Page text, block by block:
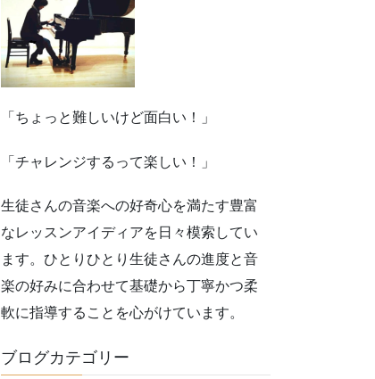
「ちょっと難しいけど面白い！」
「チャレンジするって楽しい！」
生徒さんの音楽への好奇心を満たす豊富
なレッスンアイディアを日々模索してい
ます。ひとりひとり生徒さんの進度と音
楽の好みに合わせて基礎から丁寧かつ柔
軟に指導することを心がけています。
ブログカテゴリー